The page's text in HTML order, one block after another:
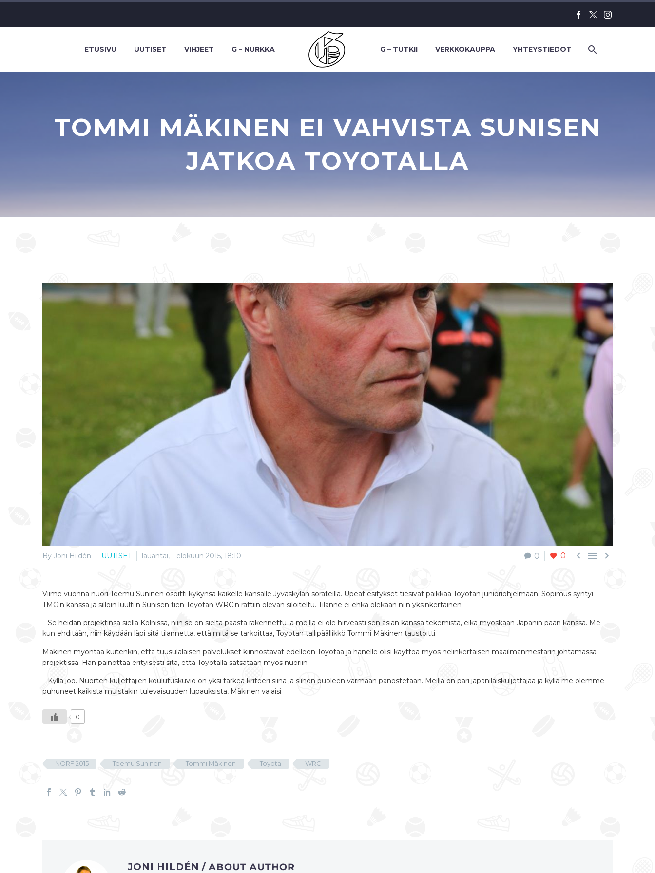
ETUSIVU UUTISET VIHJEET G – NURKKA G – TUTKII VERKKOKAUPPA YHTEYSTIEDOT
TOMMI MÄKINEN EI VAHVISTA SUNISEN
JATKOA TOYOTALLA
0 0   
By Joni Hildén UUTISET lauantai, 1 elokuun 2015, 18:10
Viime vuonna nuori Teemu Suninen osoitti kykynsä kaikelle kansalle Jyväskylän sorateillä. Upeat esitykset tiesivät paikkaa Toyotan junioriohjelmaan. Sopimus syntyi
TMG:n kanssa ja silloin luultiin Sunisen tien Toyotan WRC:n rattiin olevan siloiteltu. Tilanne ei ehkä olekaan niin yksinkertainen.
– Se heidän projektinsa siellä Kölnissä, niin se on sieltä päästä rakennettu ja meillä ei ole hirveästi sen asian kanssa tekemistä, eikä myöskään Japanin pään kanssa. Me
kun ehditään, niin käydään läpi sitä tilannetta, että mitä se tarkoittaa, Toyotan tallipäällikkö Tommi Mäkinen taustoitti.
Mäkinen myöntää kuitenkin, että tuusulalaisen palvelukset kiinnostavat edelleen Toyotaa ja hänelle olisi käyttöä myös nelinkertaisen maailmanmestarin johtamassa
projektissa. Hän painottaa erityisesti sitä, että Toyotalla satsataan myös nuoriin.
– Kyllä joo. Nuorten kuljettajien koulutuskuvio on yksi tärkeä kriteeri siinä ja siihen puoleen varmaan panostetaan. Meillä on pari japanilaiskuljettajaa ja kyllä me olemme
puhuneet kaikista muistakin tulevaisuuden lupauksista, Mäkinen valaisi.
0
NORF 2015 Teemu Suninen Tommi Mäkinen Toyota WRC
JONI HILDÉN/ ABOUT AUTHOR